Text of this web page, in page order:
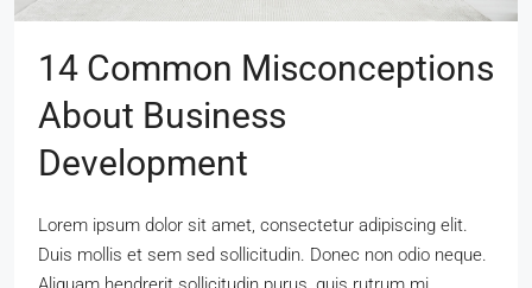
14 Common Misconceptions
About Business
Development
Lorem ipsum dolor sit amet, consectetur adipiscing elit.
Duis mollis et sem sed sollicitudin. Donec non odio neque.